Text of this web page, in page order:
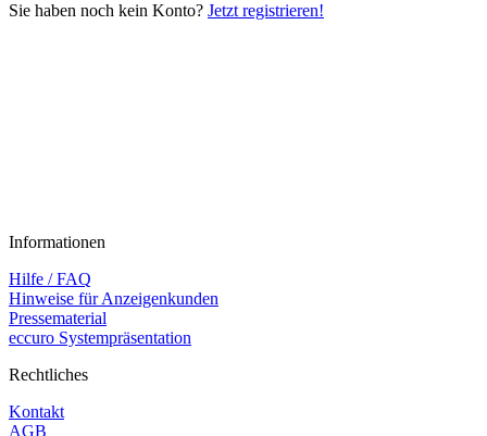
Sie haben noch kein Konto? Jetzt registrieren!
Informationen
Hilfe / FAQ
Hinweise für Anzeigenkunden
Pressematerial
eccuro Systempräsentation
Rechtliches
Kontakt
AGB